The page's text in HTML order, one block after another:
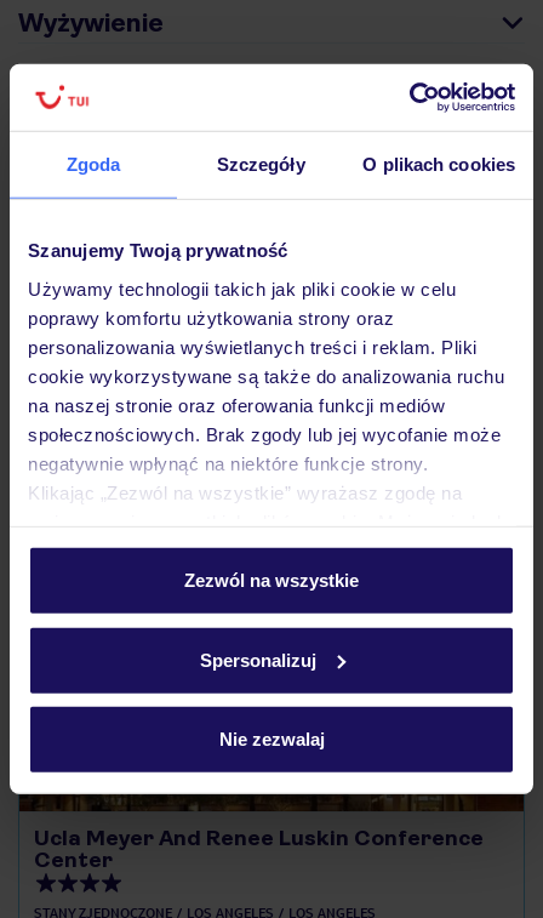
Zgoda Szczegóły O plikach cookies
Szanujemy Twoją prywatność
Używamy technologii takich jak pliki cookie w celu
poprawy komfortu użytkowania strony oraz
personalizowania wyświetlanych treści i reklam. Pliki
cookie wykorzystywane są także do analizowania ruchu
na naszej stronie oraz oferowania funkcji mediów
społecznościowych. Brak zgody lub jej wycofanie może
negatywnie wpłynąć na niektóre funkcje strony.
Klikając „Zezwól na wszystkie” wyrażasz zgodę na
personalizować swój wybór wchodząc w zakładkę
Szczegółowe informacje o plikach cookie znajdziesz
Zezwól na wszystkie
Spersonalizuj
Nie zezwalaj
Wyżywienie
Atrakcje
Ważne informacje
Często zadawane pytania
Jak zmienić uczestników/osobę zgłaszającą?
Czy w Hotelu będzie przedstawiciel TUI?
Na jakiej podstawie i gdzie otrzymam karty
pokładowe/bilety lotnicze?
Zobacz więcej
Odkryj inne hotele w pobliżu
Ucla Meyer And Renee Luskin Conference
Center
STANY ZJEDNOCZONE LOS ANGELES LOS ANGELES